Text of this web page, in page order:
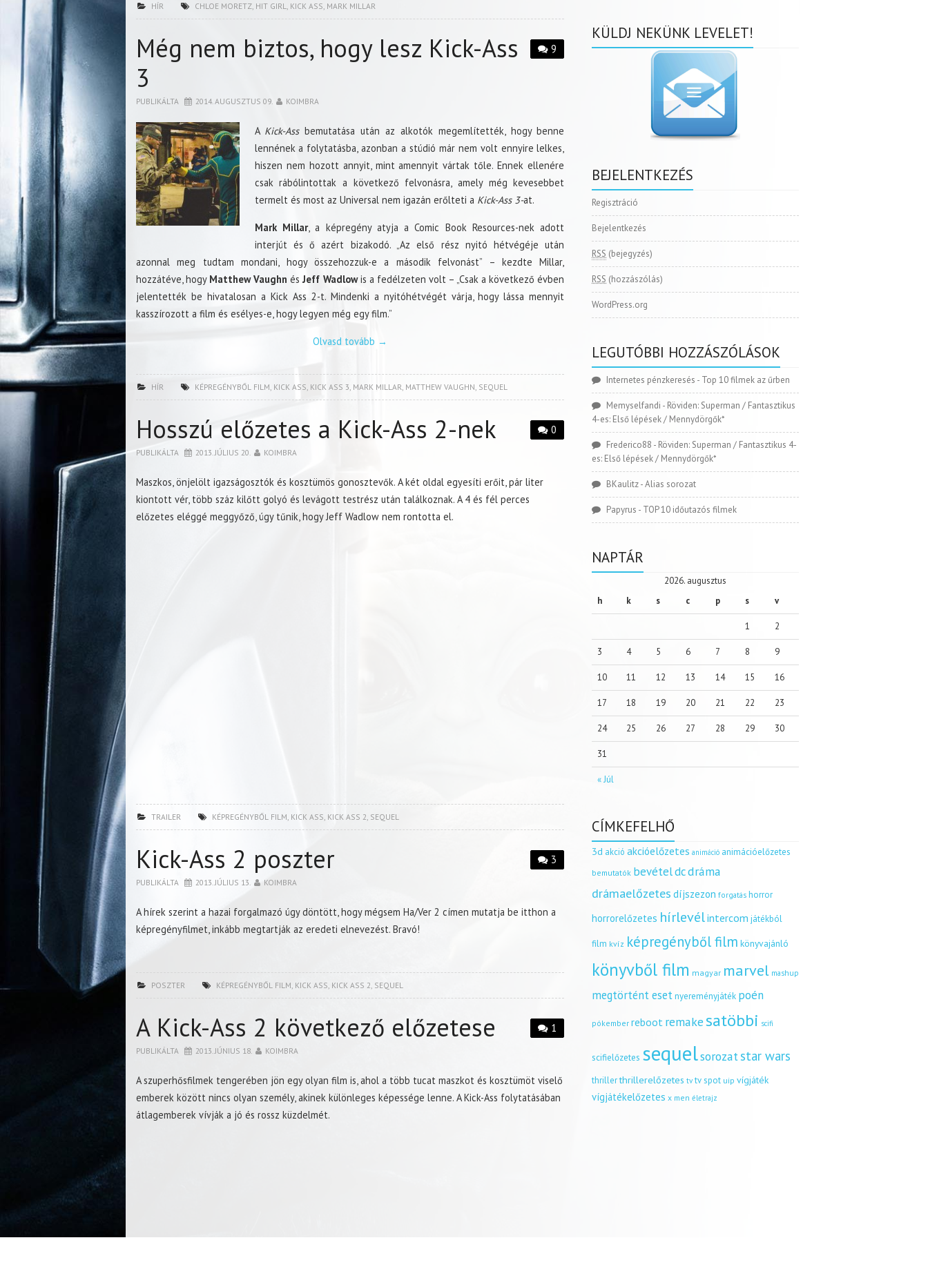
HÍR CHLOE MORETZ, HIT GIRL, KICK ASS, MARK MILLAR
9
Még nem biztos, hogy lesz Kick-Ass
3
PUBLIKÁLTA 2014. AUGUSZTUS 09. KOIMBRA
A Kick-Assbemutatása után az alkotók megemlítették, hogy benne
lennének a folytatásba, azonban a stúdió már nem volt ennyire lelkes,
hiszen nem hozott annyit, mint amennyit vártak tőle. Ennek ellenére
csak rábólintottak a következő felvonásra, amely még kevesebbet
termelt és most az Universal nem igazán erőlteti a Kick-Ass 3-at.
Mark Millar, a képregény atyja a Comic Book Resources-nek adott
interjút és ő azért bizakodó. „Az első rész nyitó hétvégéje után
azonnal meg tudtam mondani, hogy összehozzuk-e a második felvonást” – kezdte Millar,
hozzátéve, hogy Matthew Vaughn és Jeff Wadlowis a fedélzeten volt – „Csak a következő évben
jelentették be hivatalosan a Kick Ass 2-t. Mindenki a nyitóhétvégét várja, hogy lássa mennyit
kasszírozott a film és esélyes-e, hogy legyen még egy film.”
Olvasd tovább →
HÍR KÉPREGÉNYBŐL FILM, KICK ASS, KICK ASS 3, MARK MILLAR, MATTHEW VAUGHN, SEQUEL
0
Hosszú előzetes a Kick-Ass 2-nek
PUBLIKÁLTA 2013. JÚLIUS 20. KOIMBRA
Maszkos, önjelölt igazságosztók és kosztümös gonosztevők. A két oldal egyesíti erőit, pár liter
kiontott vér, több száz kilőtt golyó és levágott testrész után találkoznak. A 4 és fél perces
előzetes eléggé meggyőző, úgy tűnik, hogy Jeff Wadlow nem rontotta el.
TRAILER KÉPREGÉNYBŐL FILM, KICK ASS, KICK ASS 2, SEQUEL
3
Kick-Ass 2 poszter
PUBLIKÁLTA 2013. JÚLIUS 13. KOIMBRA
A hírek szerint a hazai forgalmazó úgy döntött, hogy mégsem Ha/Ver 2 címen mutatja be itthon a
képregényfilmet, inkább megtartják az eredeti elnevezést. Bravó!
POSZTER KÉPREGÉNYBŐL FILM, KICK ASS, KICK ASS 2, SEQUEL
1
A Kick-Ass 2 következő előzetese
PUBLIKÁLTA 2013. JÚNIUS 18. KOIMBRA
A szuperhősfilmek tengerében jön egy olyan film is, ahol a több tucat maszkot és kosztümöt viselő
emberek között nincs olyan személy, akinek különleges képessége lenne. A Kick-Ass folytatásában
átlagemberek vívják a jó és rossz küzdelmét.
KÜLDJ NEKÜNK LEVELET!
BEJELENTKEZÉS
Regisztráció
Bejelentkezés
RSS (bejegyzés)
RSS (hozzászólás)
WordPress.org
LEGUTÓBBI HOZZÁSZÓLÁSOK
Internetes pénzkeresés - Top 10 filmek az űrben
Memyselfandi - Röviden: Superman / Fantasztikus
4-es: Első lépések / Mennydörgők*
Frederico88 - Röviden: Superman / Fantasztikus 4-
es: Első lépések / Mennydörgők*
BKaulitz-Alias sorozat
Papyrus - TOP 10 időutazós filmek
NAPTÁR
2026. augusztus
h
k s c p s v
« Júl
1 2
3 4 5 6 7 8 9
10 11 12 13 14 15 16
17 18 19 20 21 22 23
24 25 26 27 28 29 30
31
CÍMKEFELHŐ
3d akció akcióelőzetes animáció animációelőzetes
bemutatók bevételdcdráma
drámaelőzetes díjszezon forgatás horror
horrorelőzetes hírlevélintercom játékból
film kvíz képregényből film könyvajánló
könyvből film magyar marvel mashup
megtörtént esetnyereményjáték poén
pókember reboot remakesatöbbi scifi
scifielőzetes sequelsorozatstar wars
thrillerthrillerelőzetes tv tv spot uip vígjáték
vígjátékelőzetes x men életrajz